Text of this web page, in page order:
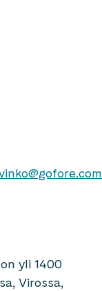
yli 1400
Virossa,